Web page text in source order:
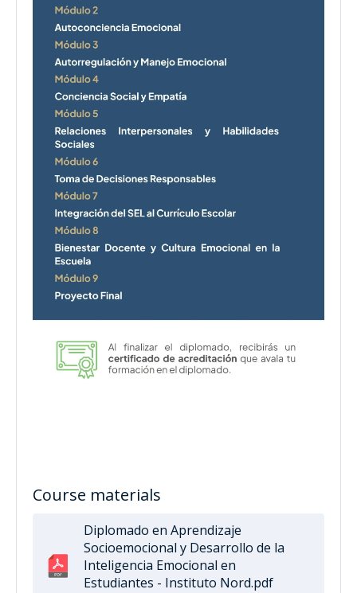
Course materials
Diplomado en Aprendizaje
Socioemocional y Desarrollo de la
Inteligencia Emocional en
Estudiantes - Instituto Nord.pdf